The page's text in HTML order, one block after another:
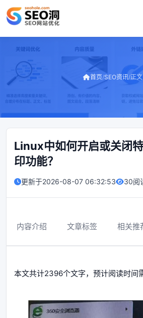
首页/SEO资讯/正文
Linux中如何开启或关闭
印功能？
更新于2026-08-07 06:32:53 30阅
内容介绍 文章标签 相关推
本文共计2396个文字，预计阅读时间